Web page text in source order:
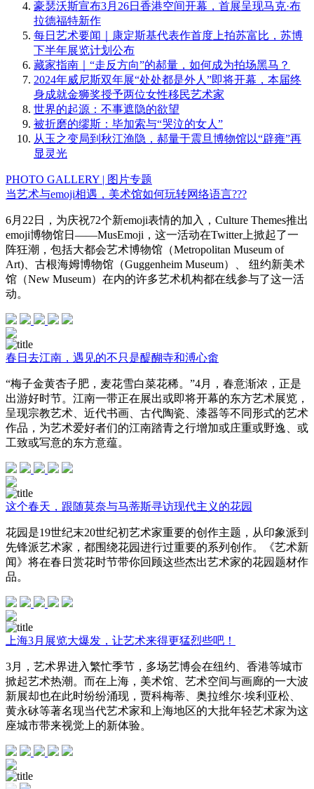
豪瑟沃斯宣布3月26日香港空间开幕，首展呈现马克·布
拉德福特新作
每日艺术要闻｜康定斯基代表作首度上拍苏富比，苏博
下半年展览计划公布
藏家指南｜“走反方向”的郝量，如何成为拍场黑马？
2024年威尼斯双年展“处处都是外人”即将开幕，本届终
身成就金狮奖授予两位女性移民艺术家
世界的起源：不事遮隐的欲望
被折磨的缪斯：毕加索与“哭泣的女人”
从玉之变局到秋江渔隐，郝量于震旦博物馆以“辟雍”再
显灵光
PHOTO GALLERY | 图片专题
当艺术与emoji相遇，美术馆如何玩转网络语言???
6月22日，为庆祝72个新emoji表情的加入，Culture Themes推出
emoji博物馆日——MusEmoji，这一活动在Twitter上掀起了一
阵狂潮，包括大都会艺术博物馆（Metropolitan Museum of
Art)、古根海姆博物馆（Guggenheim Museum）、 纽约新美术
馆（New Museum）在内的许多艺术机构都在线参与了这一活
动。
春日去江南，遇见的不只是醍醐寺和溥心畬
“梅子金黄杏子肥，麦花雪白菜花稀。”4月，春意渐浓，正是
出游好时节。江南一带正在展出或即将开幕的东方艺术展览，
呈现宗教艺术、近代书画、古代陶瓷、漆器等不同形式的艺术
作品，为艺术爱好者们的江南踏青之行增加或庄重或野逸、或
工致或写意的东方意蕴。
这个春天，跟随莫奈与马蒂斯寻访现代主义的花园
花园是19世纪末20世纪初艺术家重要的创作主题，从印象派到
先锋派艺术家，都围绕花园进行过重要的系列创作。《艺术新
闻》将在春日赏花时节带你回顾这些杰出艺术家的花园题材作
品。
上海3月展览大爆发，让艺术来得更猛烈些吧！
3月，艺术界进入繁忙季节，多场艺博会在纽约、香港等城市
掀起艺术热潮。而在上海，美术馆、艺术空间与画廊的一大波
新展却也在此时纷纷涌现，贾科梅蒂、奥拉维尔·埃利亚松、
黄永砅等著名现当代艺术家和上海地区的大批年轻艺术家为这
座城市带来视觉上的新体验。